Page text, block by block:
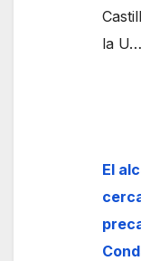
la
El